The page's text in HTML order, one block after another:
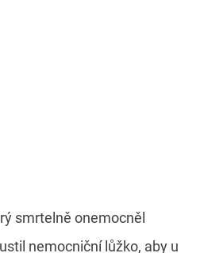
smrtelně onemocněl
nemocniční lůžko, aby u